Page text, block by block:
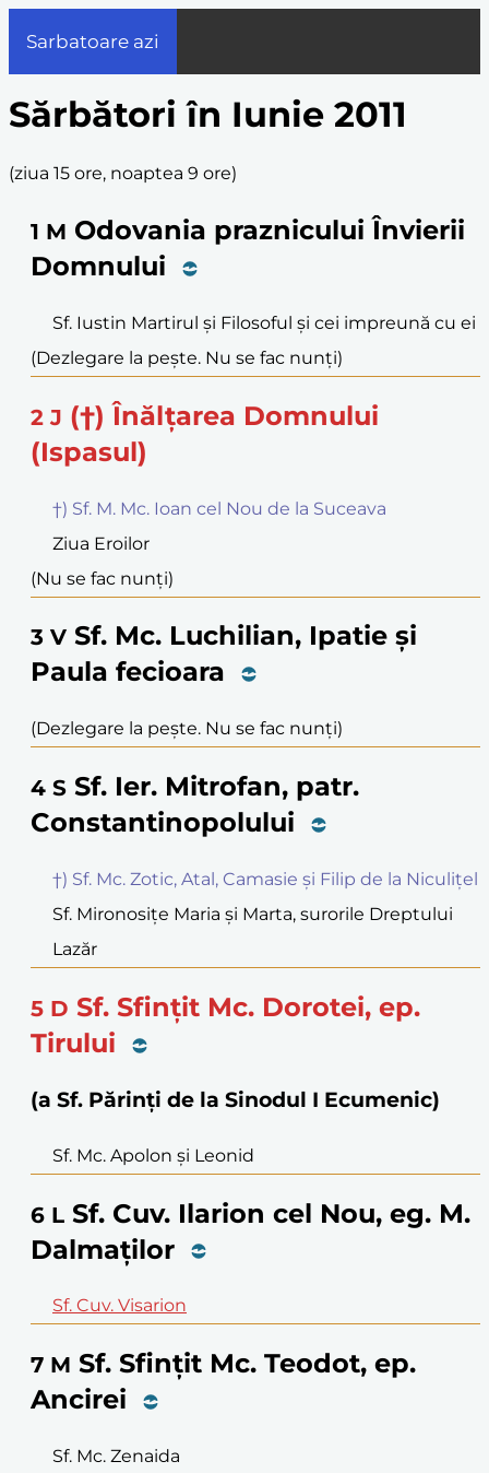
Sarbatoare azi
Sărbători în Iunie 2011
(ziua 15 ore, noaptea 9 ore)
1 M Odovania praznicului Învierii
Domnului
Sf. Iustin Martirul și Filosoful și cei impreună cu ei
(Dezlegare la pește. Nu se fac nunți)
2 J (†) Înălțarea Domnului
(Ispasul)
†) Sf. M. Mc. Ioan cel Nou de la Suceava
Ziua Eroilor
(Nu se fac nunți)
3 V Sf. Mc. Luchilian, Ipatie și
Paula fecioara
(Dezlegare la pește. Nu se fac nunți)
4 S Sf. Ier. Mitrofan, patr.
Constantinopolului
†) Sf. Mc. Zotic, Atal, Camasie și Filip de la Niculițel
Sf. Mironosițe Maria și Marta, surorile Dreptului
Lazăr
5 D Sf. Sfințit Mc. Dorotei, ep.
Tirului
(a Sf. Părinți de la Sinodul I Ecumenic)
Sf. Mc. Apolon și Leonid
6 L Sf. Cuv. Ilarion cel Nou, eg. M.
Dalmaților
Sf. Cuv. Visarion
7 M Sf. Sfințit Mc. Teodot, ep.
Ancirei
Sf. Mc. Zenaida